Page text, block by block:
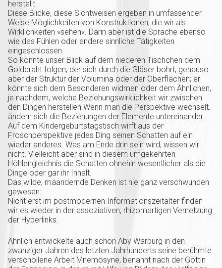
herstellt.
Diese Blicke, diese Sichtweisen ergeben in umfassender
Weise Möglichkeiten von Konstruktionen, die wir als
Wirklichkeiten »sehen«. Darin aber ist die Sprache ebenso
wie das Fühlen oder andere sinnliche Tätigkeiten
eingeschlossen.
So könnte unser Blick auf dem niederen Tischchen dem
Golddraht folgen, der sich durch die Gläser bohrt, genauso
aber der Struktur der Volumina oder der Oberflächen; er
könnte sich dem Besonderen widmen oder dem Ähnlichen,
je nachdem, welche Beziehungswirklichkeit wir zwischen
den Dingen herstellen.Wenn man die Perspektive wechselt,
ändern sich die Beziehungen der Elemente untereinander:
Auf dem Kindergeburtstagstisch wirft aus der
Froschperspektive jedes Ding seinen Schatten auf ein
wieder anderes. Was am Ende drin sein wird, wissen wir
nicht. Vielleicht aber sind in diesem umgekehrten
Höhlengleichnis die Schatten ohnehin wesentlicher als die
Dinge oder gar ihr Inhalt.
Das wilde, mäandernde Denken ist nie ganz verschwunden
gewesen:
Nicht erst im postmodernen Informationszeitalter finden
wir es wieder in der assoziativen, rhizomartigen Vernetzung
der Hyperlinks.
Ähnlich entwickelte auch schon Aby Warburg in den
zwanziger Jahren des letzten Jahrhunderts seine berühmte
verschollene Arbeit Mnemosyne, benannt nach der Göttin